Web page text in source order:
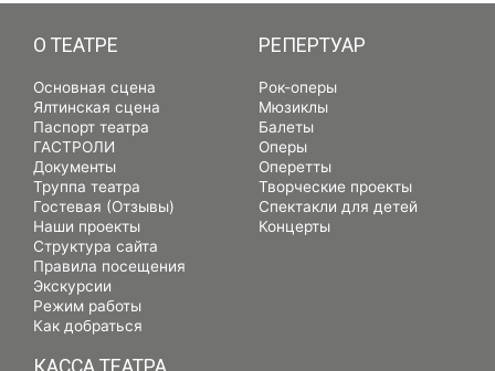
О ТЕАТРЕ
Основная сцена
Ялтинская сцена
Паспорт театра
ГАСТРОЛИ
Документы
Труппа театра
Гостевая (Отзывы)
Наши проекты
Структура сайта
Правила посещения
Экскурсии
Режим работы
Как добраться
РЕПЕРТУАР
Рок-оперы
Мюзиклы
Балеты
Оперы
Оперетты
Творческие проекты
Спектакли для детей
Концерты